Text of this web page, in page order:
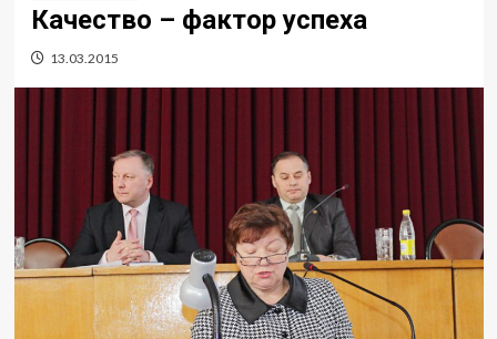
Качество – фактор успеха
13.03.2015